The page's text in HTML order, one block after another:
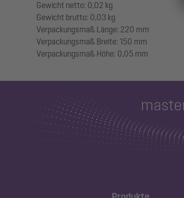
Gewicht netto: 0,02 kg
Gewicht brutto: 0,03 kg
Verpackungsmaß Länge: 220 mm
Verpackungsmaß Breite: 150 mm